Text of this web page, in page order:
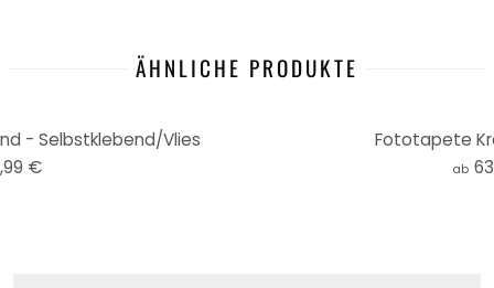
ÄHNLICHE PRODUKTE
- Selbstklebend/Vlies
€
Fototapete
ab